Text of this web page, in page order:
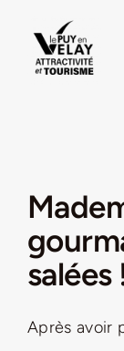
contenu
INVESTIR EN
ÉTUDIER EN
CONGRÈS ET
salées
Après avoir